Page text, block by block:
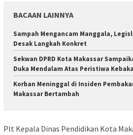
BACAAN LAINNYA
Sampah Mengancam Manggala,
Desak Langkah Konkret
Sekwan DPRD Kota Makassar
Duka Mendalam Atas Peristiwa
Korban Meninggal di Insiden
Makassar Bertambah
Plt Kepala Dinas Pendidikan Kota